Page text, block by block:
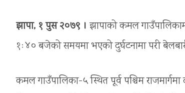
झापा, १ पुस २०७९ । झापाको कमल
१ः४० बजेको समयमा भएको दुर्घटनामा परी
कमल गाउँपालिका-५ स्थित पूर्व पश्चिम राजमार्गमा